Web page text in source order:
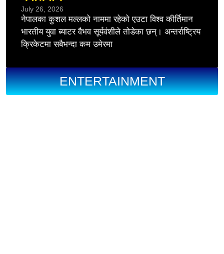
July 26, 2026
नेपालका कुशल मल्लको नाममा रहेको एउटा विश्व कीर्तिमान
भारतीय युवा ब्याटर वैभव सूर्यवंशीले तोडेका छन्। अन्तर्राष्ट्रिय
क्रिकेटमा सबैभन्दा कम उमेरमा
ENTERTAINMENT